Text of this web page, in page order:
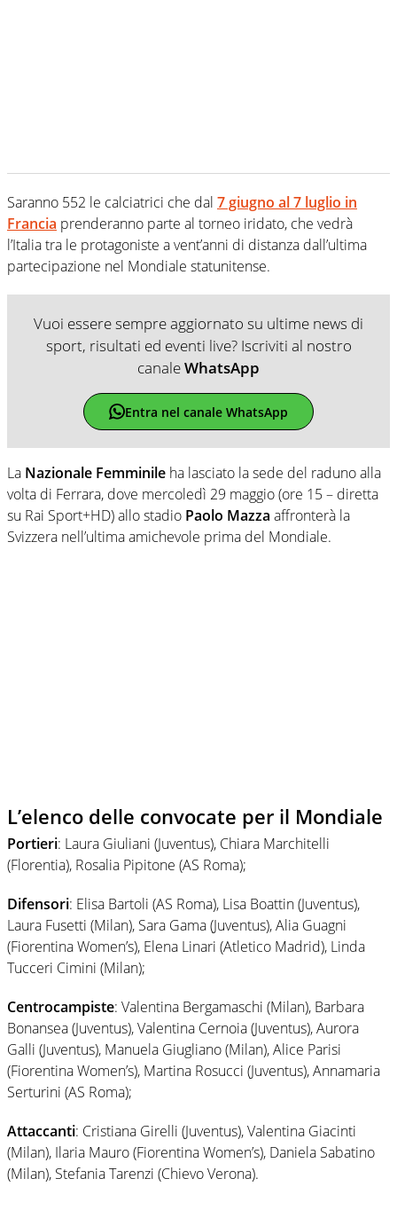
Saranno 552 le calciatrici che dal 7 giugno al 7 luglio in
Francia prenderanno parte al torneo iridato, che vedrà
l’Italia tra le protagoniste a vent’anni di distanza dall’ultima
partecipazione nel Mondiale statunitense.
Vuoi essere sempre aggiornato su ultime news di
sport, risultati ed eventi live? Iscriviti al nostro
canaleWhatsApp
Entra nel canale WhatsApp
La Nazionale Femminile ha lasciato la sede del raduno alla
volta di Ferrara, dove mercoledì 29 maggio (ore 15 – diretta
su Rai Sport+HD) allo stadio Paolo Mazza affronterà la
Svizzera nell’ultima amichevole prima del Mondiale.
L’elenco delle convocate per il Mondiale
Portieri: Laura Giuliani (Juventus), Chiara Marchitelli
(Florentia), Rosalia Pipitone (AS Roma);
Difensori: Elisa Bartoli (AS Roma), Lisa Boattin (Juventus),
Laura Fusetti (Milan), Sara Gama (Juventus), Alia Guagni
(Fiorentina Women’s), Elena Linari (Atletico Madrid), Linda
Tucceri Cimini (Milan);
Centrocampiste: Valentina Bergamaschi (Milan), Barbara
Bonansea (Juventus), Valentina Cernoia (Juventus), Aurora
Galli (Juventus), Manuela Giugliano (Milan), Alice Parisi
(Fiorentina Women’s), Martina Rosucci (Juventus), Annamaria
Serturini (AS Roma);
Attaccanti: Cristiana Girelli (Juventus), Valentina Giacinti
(Milan), Ilaria Mauro (Fiorentina Women’s), Daniela Sabatino
(Milan), Stefania Tarenzi (Chievo Verona).